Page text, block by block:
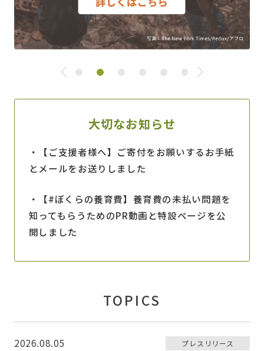
支 ら
大切なお知らせ
・【ご支援者様へ】ご寄付をお願いするお手紙
とメールをお送りしました
・【#ぼくらの養育費】養育費の未払い問題を
知ってもらうためのPR動画と特設ページを公
開しました
TOPICS
2026.08.05 プレスリリース